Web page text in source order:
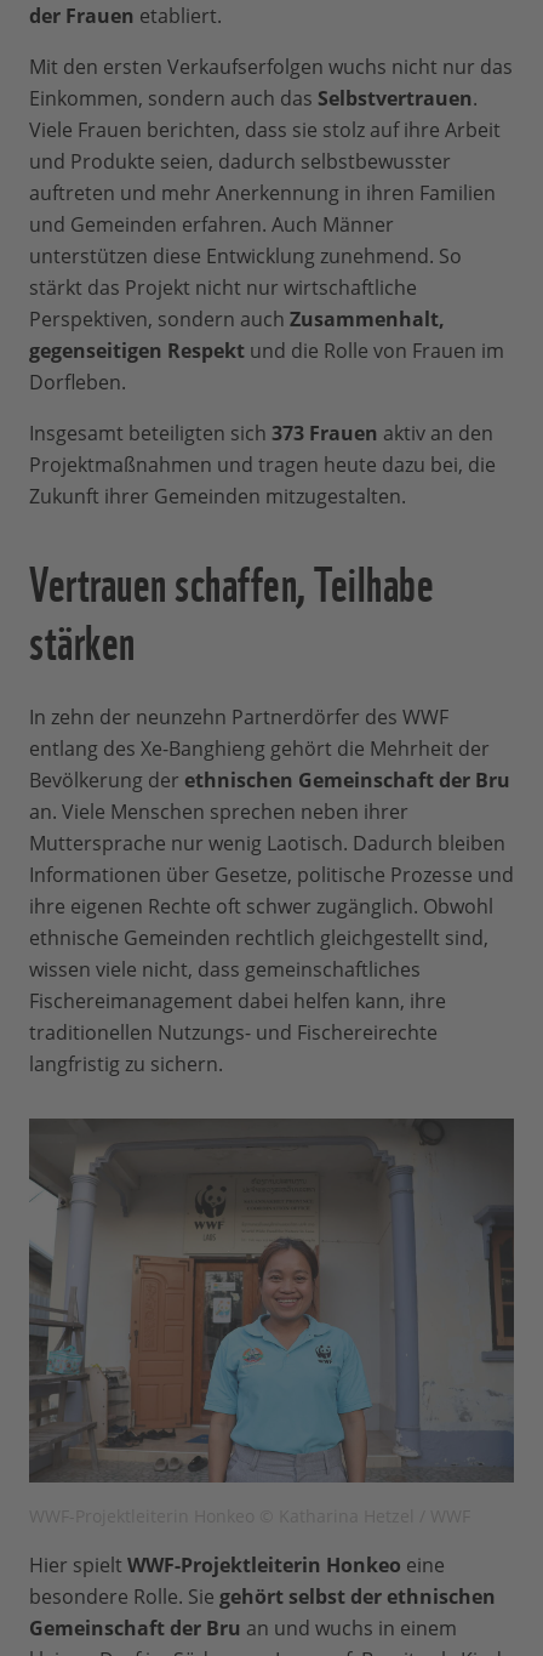
der Frauen etabliert.
Mit den ersten Verkaufserfolgen wuchs nicht nur das
Einkommen, sondern auch das Selbstvertrauen.
Viele Frauen berichten, dass sie stolz auf ihre Arbeit
und Produkte seien, dadurch selbstbewusster
auftreten und mehr Anerkennung in ihren Familien
und Gemeinden erfahren. Auch Männer
unterstützen diese Entwicklung zunehmend. So
stärkt das Projekt nicht nur wirtschaftliche
Perspektiven, sondern auch Zusammenhalt,
gegenseitigen Respekt und die Rolle von Frauen im
Dorfleben.
Insgesamt beteiligten sich 373 Frauen aktiv an den
Projektmaßnahmen und tragen heute dazu bei, die
Zukunft ihrer Gemeinden mitzugestalten.
Vertrauen schaffen, Teilhabe
stärken
In zehn der neunzehn Partnerdörfer des WWF
entlang des Xe-Banghieng gehört die Mehrheit der
Bevölkerung der ethnischen Gemeinschaft der Bru
an. Viele Menschen sprechen neben ihrer
Muttersprache nur wenig Laotisch. Dadurch bleiben
Informationen über Gesetze, politische Prozesse und
ihre eigenen Rechte oft schwer zugänglich. Obwohl
ethnische Gemeinden rechtlich gleichgestellt sind,
wissen viele nicht, dass gemeinschaftliches
Fischereimanagement dabei helfen kann, ihre
traditionellen Nutzungs- und Fischereirechte
langfristig zu sichern.
Hier spielt WWF-Projektleiterin Honkeo eine
besondere Rolle. Sie gehört selbst der ethnischen
Gemeinschaft der Bru an und wuchs in einem